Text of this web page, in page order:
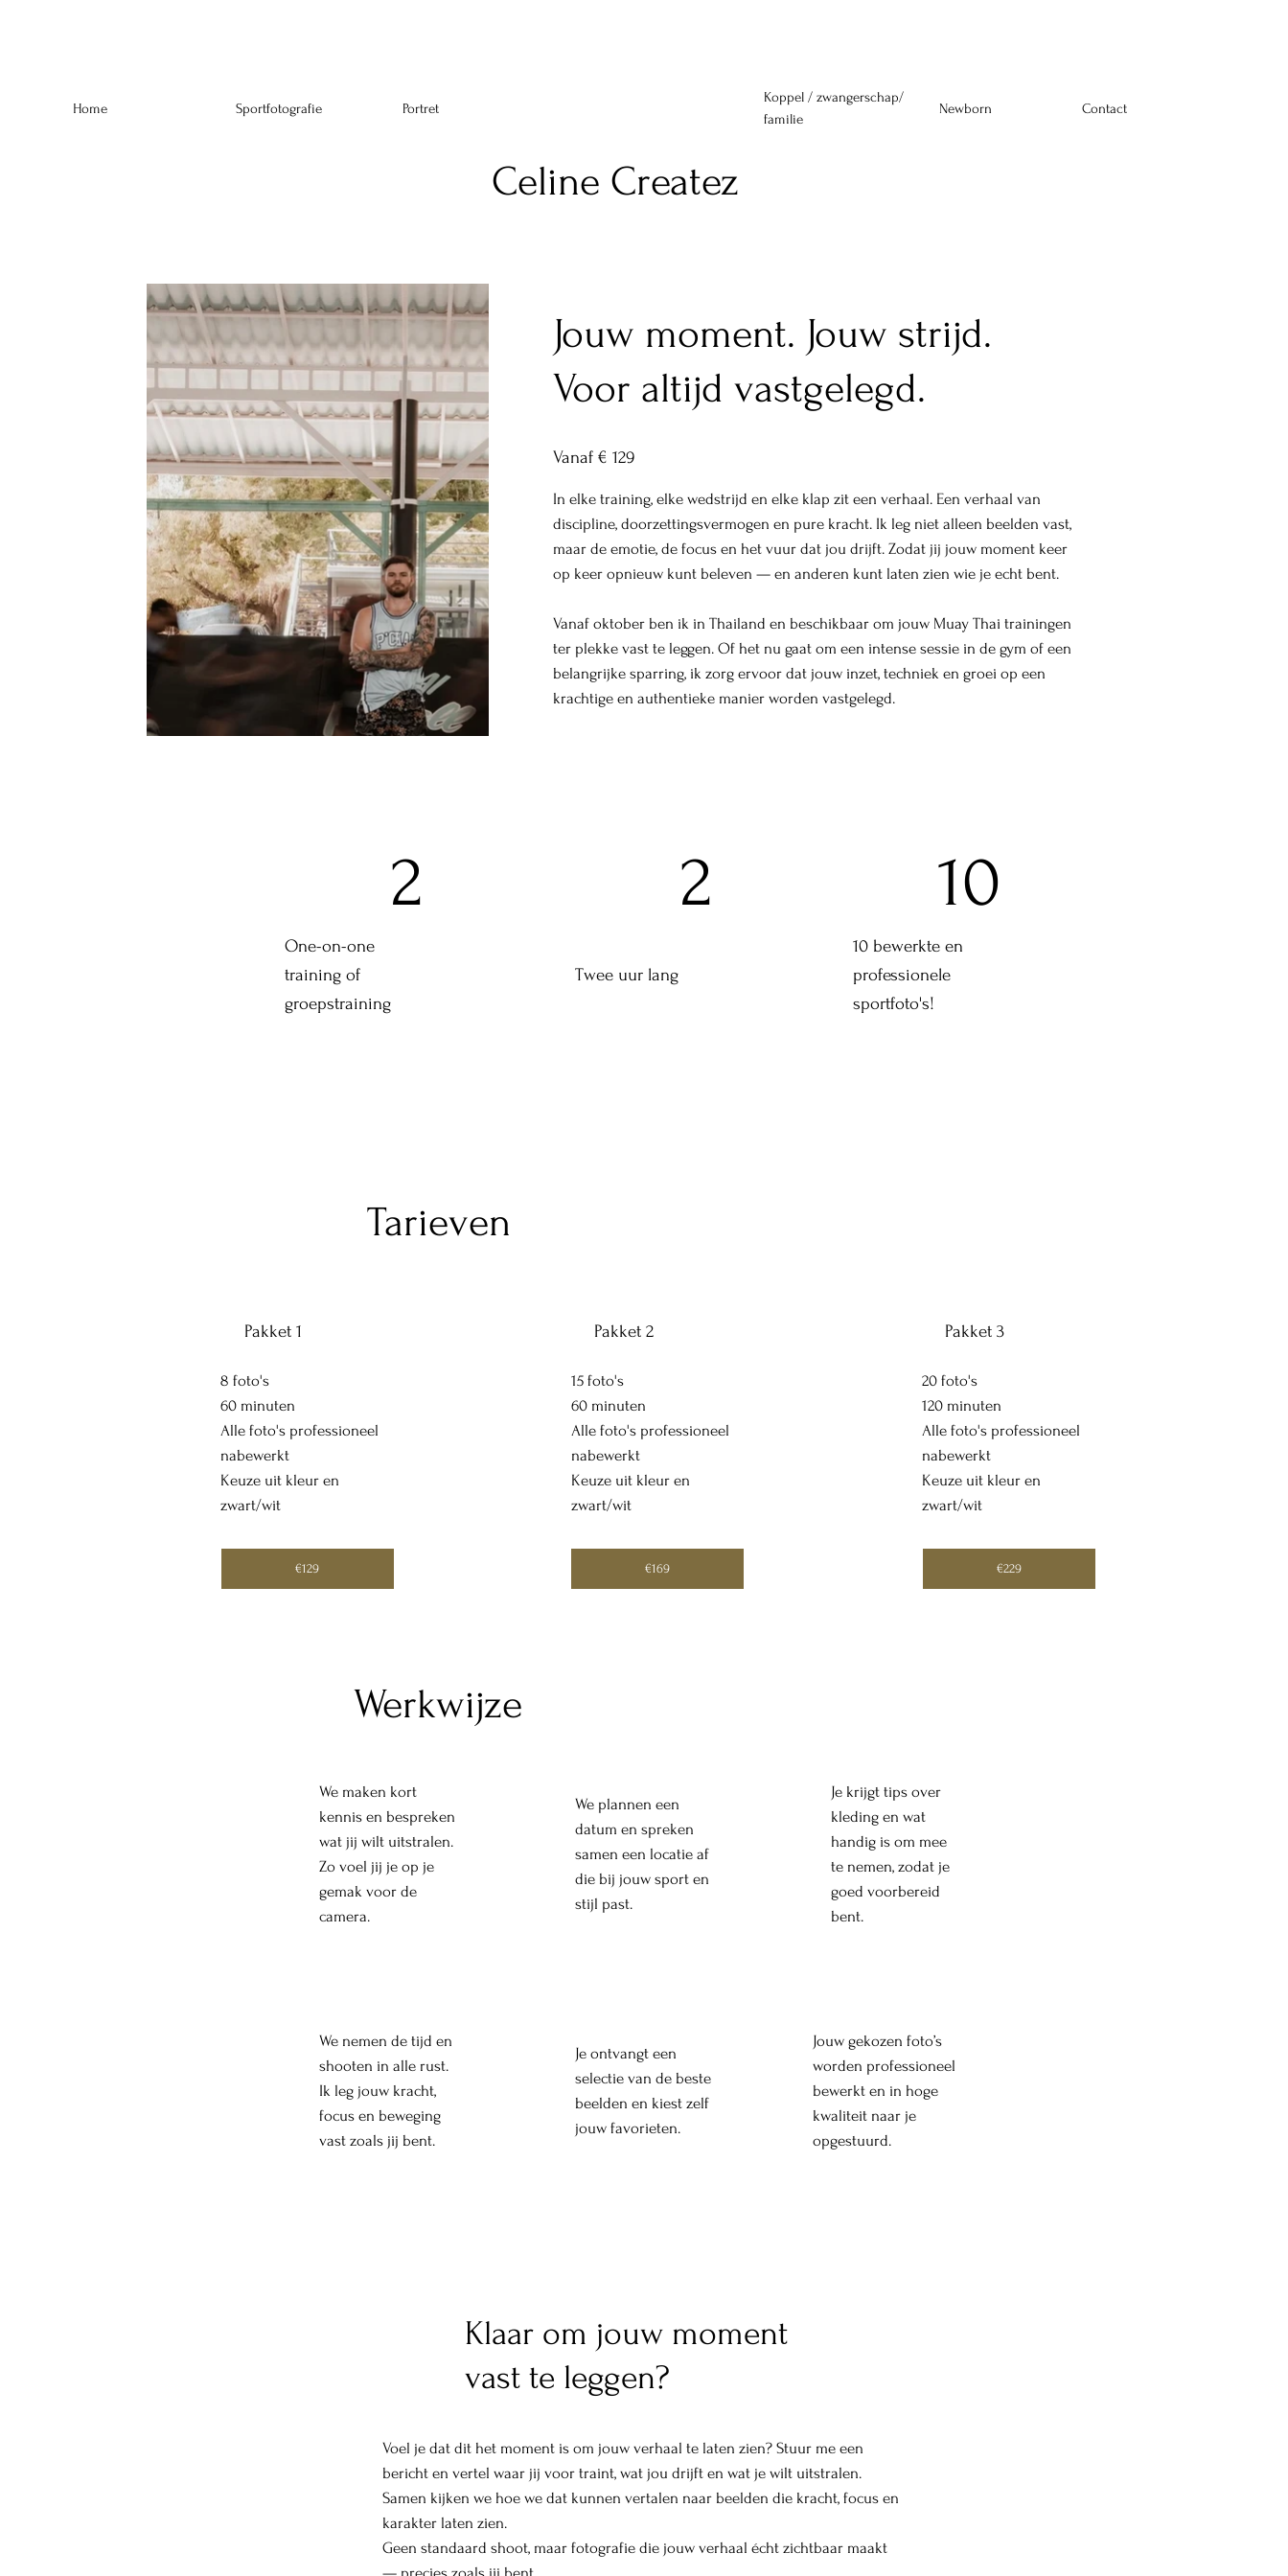
Home Sportfotografie Portret
Celine Createz
Koppel / zwangerschap/
familie
Newborn Contact
Jouw moment. Jouw strijd.
Voor altijd vastgelegd.
Vanaf € 129
In elke training, elke wedstrijd en elke klap zit een verhaal. Een verhaal van
discipline, doorzettingsvermogen en pure kracht. Ik leg niet alleen beelden vast,
maar de emotie, de focus en het vuur dat jou drijft. Zodat jij jouw moment keer
op keer opnieuw kunt beleven — en anderen kunt laten zien wie je echt bent.
Vanaf oktober ben ik in Thailand en beschikbaar om jouw Muay Thai trainingen
ter plekke vast te leggen. Of het nu gaat om een intense sessie in de gym of een
belangrijke sparring, ik zorg ervoor dat jouw inzet, techniek en groei op een
krachtige en authentieke manier worden vastgelegd.
One-on-one
training of
groepstraining
2
Twee uur lang
2 10
10 bewerkte en
professionele
sportfoto's!
Tarieven
Pakket 1
8 foto's
60 minuten
Alle foto's professioneel
nabewerkt
Keuze uit kleur en
zwart/wit
€129
Pakket 2
15 foto's
60 minuten
Alle foto's professioneel
nabewerkt
Keuze uit kleur en
zwart/wit
€169
Pakket 3
20 foto's
120 minuten
Alle foto's professioneel
nabewerkt
Keuze uit kleur en
zwart/wit
€229
We maken kort
kennis en bespreken
wat jij wilt uitstralen.
Zo voel jij je op je
gemak voor de
camera.
We nemen de tijd en
shooten in alle rust.
Ik leg jouw kracht,
focus en beweging
vast zoals jij bent.
Werkwijze
We plannen een
datum en spreken
samen een locatie af
die bij jouw sport en
stijl past.
Je ontvangt een
selectie van de beste
beelden en kiest zelf
jouw favorieten.
Je krijgt tips over
kleding en wat
handig is om mee
te nemen, zodat je
goed voorbereid
bent.
Jouw gekozen foto’s
worden professioneel
bewerkt en in hoge
kwaliteit naar je
opgestuurd.
Klaar om jouw moment
vast te leggen?
Voel je dat dit het moment is om jouw verhaal te laten zien? Stuur me een
bericht en vertel waar jij voor traint, wat jou drijft en wat je wilt uitstralen.
Samen kijken we hoe we dat kunnen vertalen naar beelden die kracht, focus en
karakter laten zien.
Geen standaard shoot, maar fotografie die jouw verhaal écht zichtbaar maakt